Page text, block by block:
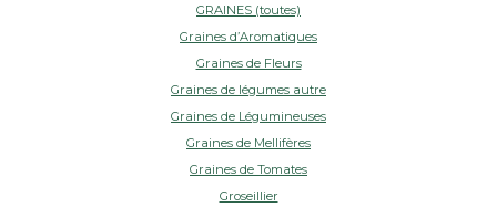
GRAINES (toutes)
Graines d’Aromatiques
Graines de Fleurs
Graines de légumes autre
Graines de Légumineuses
Graines de Mellifères
Graines de Tomates
Groseillier